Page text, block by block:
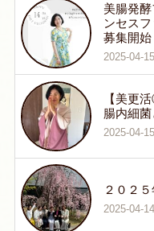
美腸発
ンセス
募集開始
2025-04-15
【美更
腸内細
2025-04-15
２０２
2025-04-14